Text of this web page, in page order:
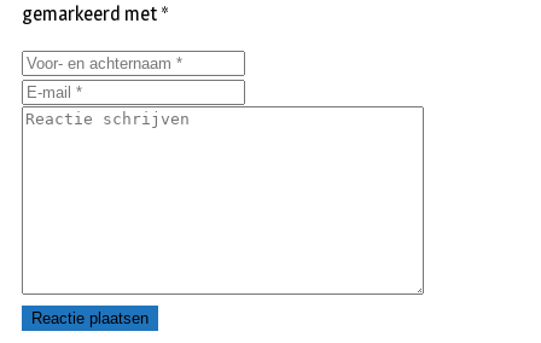
gemarkeerd met *